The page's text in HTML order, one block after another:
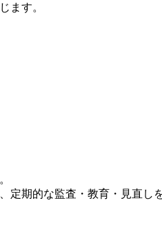
ます。
期的な監査・教育・見直し